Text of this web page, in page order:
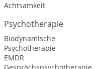
Achtsamkeit
Psychotherapie
Biodynamische
Psychotherapie
EMDR